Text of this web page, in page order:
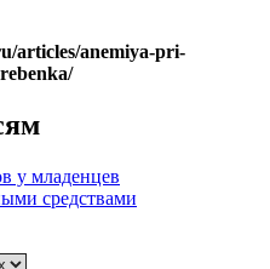
articles/anemiya-pri-
у младенцев
средствами